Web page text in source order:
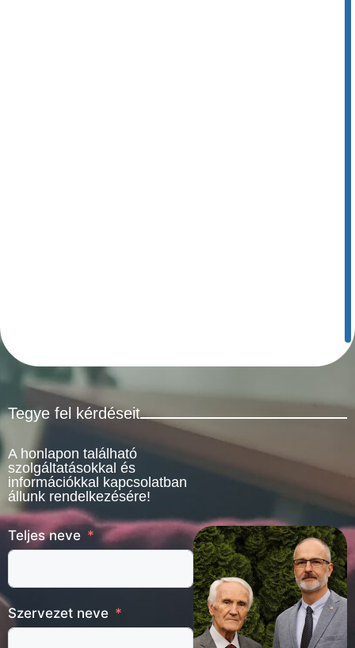
Tegye fel kérdéseit
A honlapon található
szolgáltatásokkal és
információkkal kapcsolatban
állunk rendelkezésére!
Teljes neve
Szervezet neve